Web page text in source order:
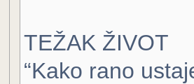
TEŽAK ŽIVOT
“Kako rano